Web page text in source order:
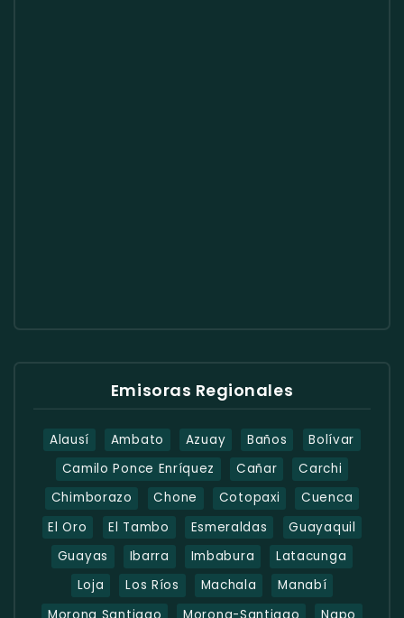
Emisoras Regionales
Alausí Ambato Azuay Baños
Bolívar
Camilo Ponce Enríquez
Cañar
Carchi
Chimborazo
Chone Cotopaxi
Cuenca
El Oro
El Tambo Esmeraldas
Guayaquil
Guayas
Ibarra Imbabura
Latacunga
Loja
Los Ríos Machala
Manabí
Morona Santiago
Morona-Santiago Napo